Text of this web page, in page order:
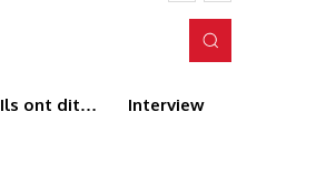
Ils ont dit… Interview